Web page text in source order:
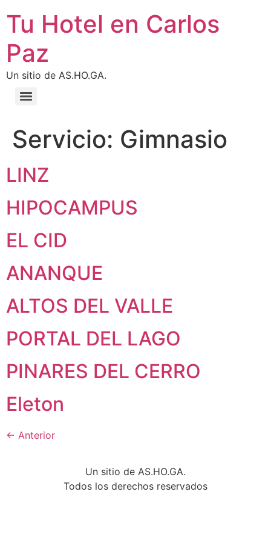
Tu Hotel en Carlos
Paz
Un sitio de AS.HO.GA.
Servicio: Gimnasio
LINZ
HIPOCAMPUS
EL CID
ANANQUE
ALTOS DEL VALLE
PORTAL DEL LAGO
PINARES DEL CERRO
Eleton
← Anterior
Un sitio de AS.HO.GA.
Todos los derechos reservados